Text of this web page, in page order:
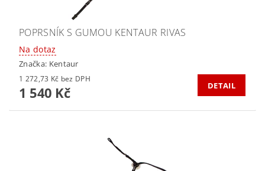
POPRSNÍK S GUMOU KENTAUR RIVAS
Na dotaz
Značka: Kentaur
1 272,73 Kč bez DPH
1 540 Kč DETAIL